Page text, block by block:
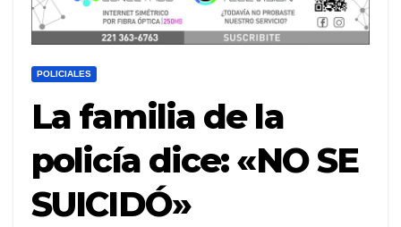
POLICIALES
La familia de la
policía dice: «NO SE
SUICIDÓ»